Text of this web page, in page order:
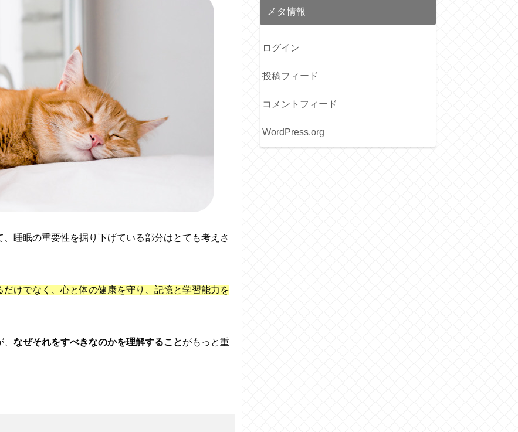
睡眠の重要性を掘り下げている部分はとても考えさ
けでなく、心と体の健康を守り、記憶と学習能力を
なぜそれをすべきなのかを理解することがもっと重
メタ情報
ログイン
投稿フィード
コメントフィード
WordPress.org